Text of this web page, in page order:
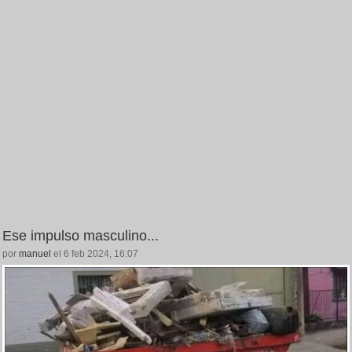
Ese impulso masculino...
por manuel el 6 feb 2024, 16:07